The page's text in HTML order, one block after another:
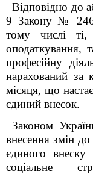
Відповідно до
9 Закону №
тому числі
оподаткування,
професійну
нарахований за
місяця, що
єдиний внесок.
Законом
внесення змін до
єдиного внеску
соціальне